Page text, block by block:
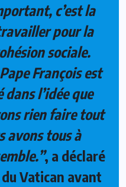
c’est la
pour la
sociale.
François est
l’idée que
rien faire tout
avons tous à
, a déclaré
Vatican avant